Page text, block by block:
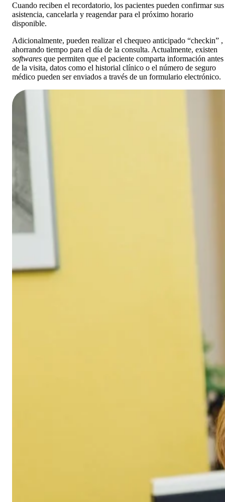
Cuando reciben el recordatorio, los pacientes pueden confirmar sus
asistencia, cancelarla y reagendar para el próximo horario
disponible.
Adicionalmente, pueden realizar el chequeo anticipado “checkin” ,
ahorrando tiempo para el día de la consulta. Actualmente, existen
softwares que permiten que el paciente comparta información antes
de la visita, datos como el historial clínico o el número de seguro
médico pueden ser enviados a través de un formulario electrónico.